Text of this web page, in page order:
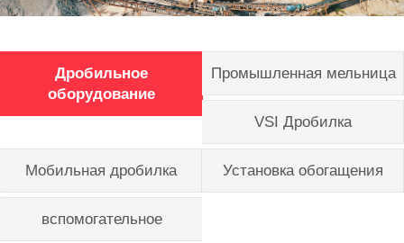
Дробильное
оборудование
Промышленная мельница
VSI Дробилка
Мобильная дробилка Установка обогащения
вспомогательное